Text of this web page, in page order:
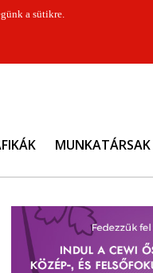
a sütikre.
MUNKATÁRSAK